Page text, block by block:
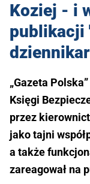
Koziej - i
publikacji
„Gazeta
Księgi
przez
jako tajni
a także
zareagował na